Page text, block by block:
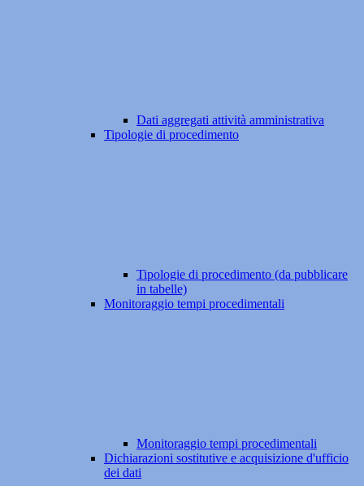
Dati aggregati attività amministrativa
Tipologie di procedimento
Tipologie di procedimento (da pubblicare
in tabelle)
Monitoraggio tempi procedimentali
Monitoraggio tempi procedimentali
Dichiarazioni sostitutive e acquisizione d'ufficio
dei dati